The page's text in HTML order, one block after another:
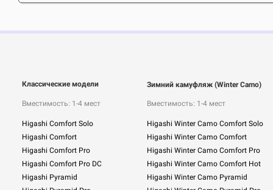
Классические модели
Вместимость: 1-4 мест
Higashi Comfort Solo
Higashi Comfort
Higashi Comfort Pro
Higashi Comfort Pro DC
Higashi Pyramid
Зимний камуфляж (Winter Camo)
Вместимость: 1-4 мест
Higashi Winter Camo Comfort Solo
Higashi Winter Camo Comfort
Higashi Winter Camo Comfort Pro
Higashi Winter Camo Comfort Hot
Higashi Winter Camo Pyramid